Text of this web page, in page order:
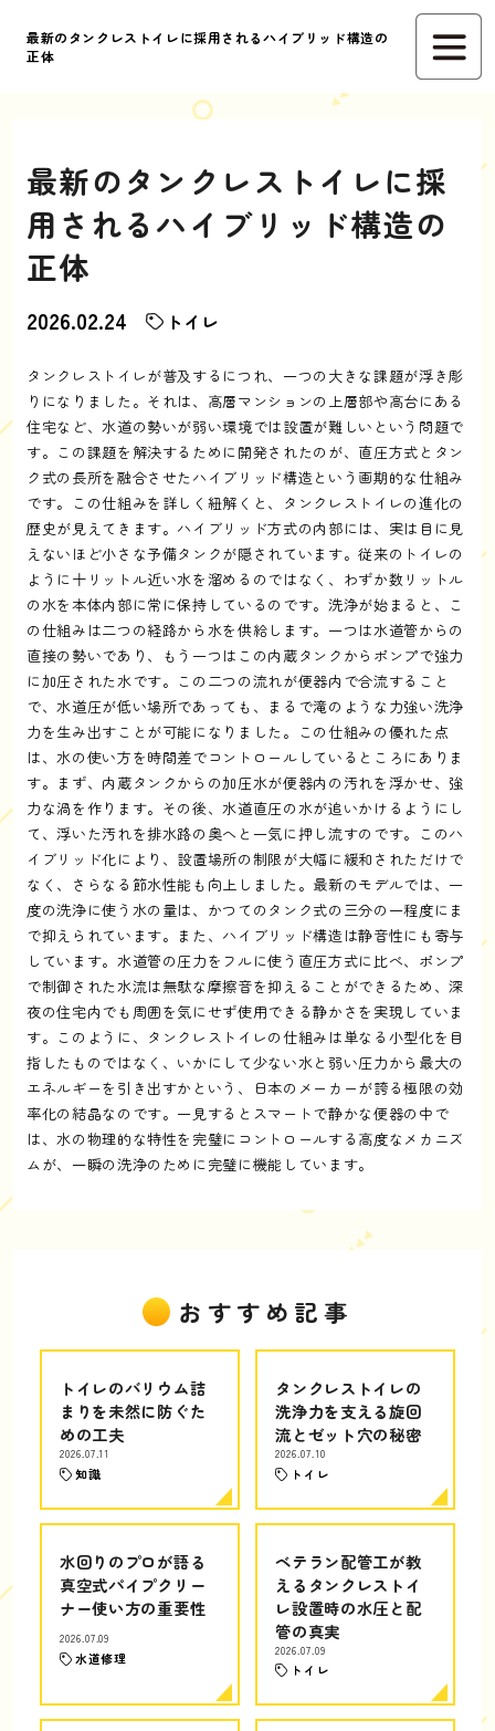
最新のタンクレストイレに採用されるハイブリッド構造の
正体
最新のタンクレストイレに採
用されるハイブリッド構造の
正体
2026.02.24 トイレ
タンクレストイレが普及するにつれ、一つの大きな課題が浮き彫
りになりました。それは、高層マンションの上層部や高台にある
住宅など、水道の勢いが弱い環境では設置が難しいという問題で
す。この課題を解決するために開発されたのが、直圧方式とタン
ク式の長所を融合させたハイブリッド構造という画期的な仕組み
です。この仕組みを詳しく紐解くと、タンクレストイレの進化の
歴史が見えてきます。ハイブリッド方式の内部には、実は目に見
えないほど小さな予備タンクが隠されています。従来のトイレの
ように十リットル近い水を溜めるのではなく、わずか数リットル
の水を本体内部に常に保持しているのです。洗浄が始まると、こ
の仕組みは二つの経路から水を供給します。一つは水道管からの
直接の勢いであり、もう一つはこの内蔵タンクからポンプで強力
に加圧された水です。この二つの流れが便器内で合流すること
で、水道圧が低い場所であっても、まるで滝のような力強い洗浄
力を生み出すことが可能になりました。この仕組みの優れた点
は、水の使い方を時間差でコントロールしているところにありま
す。まず、内蔵タンクからの加圧水が便器内の汚れを浮かせ、強
力な渦を作ります。その後、水道直圧の水が追いかけるようにし
て、浮いた汚れを排水路の奥へと一気に押し流すのです。このハ
イブリッド化により、設置場所の制限が大幅に緩和されただけで
なく、さらなる節水性能も向上しました。最新のモデルでは、一
度の洗浄に使う水の量は、かつてのタンク式の三分の一程度にま
で抑えられています。また、ハイブリッド構造は静音性にも寄与
しています。水道管の圧力をフルに使う直圧方式に比べ、ポンプ
で制御された水流は無駄な摩擦音を抑えることができるため、深
夜の住宅内でも周囲を気にせず使用できる静かさを実現していま
す。このように、タンクレストイレの仕組みは単なる小型化を目
指したものではなく、いかにして少ない水と弱い圧力から最大の
エネルギーを引き出すかという、日本のメーカーが誇る極限の効
率化の結晶なのです。一見するとスマートで静かな便器の中で
は、水の物理的な特性を完璧にコントロールする高度なメカニズ
ムが、一瞬の洗浄のために完璧に機能しています。
おすすめ記事
トイレのバリウム詰
まりを未然に防ぐた
めの工夫
2026.07.11
知識
タンクレストイレの
洗浄力を支える旋回
流とゼット穴の秘密
2026.07.10
トイレ
水回りのプロが語る
真空式パイプクリー
ナー使い方の重要性
2026.07.09
水道修理
ベテラン配管工が教
えるタンクレストイ
レ設置時の水圧と配
管の真実
2026.07.09
トイレ